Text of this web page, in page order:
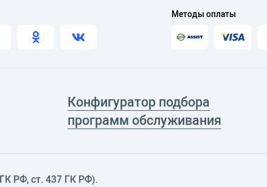
Методы оплаты
Конфигуратор подбора
программ обслуживания
РФ, cт. 437 ГК РФ).